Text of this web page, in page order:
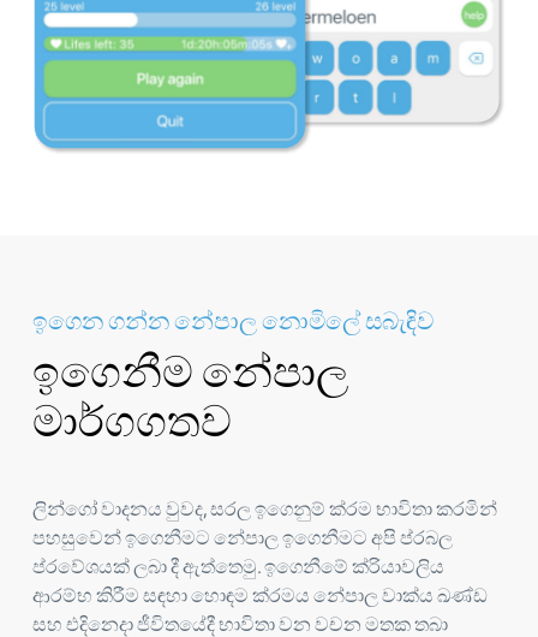
ඉගෙන ගන්න නේපාල නොමිලේ සබැඳිව
ඉගෙනීම නේපාල
මාර්ගගතව
ලින්ගෝ වාදනය වුවද, සරල ඉගෙනුම් ක්රම භාවිතා කරමින්
පහසුවෙන් ඉගෙනීමට නේපාල ඉගෙනීමට අපි ප්රබල
ප්රවේශයක් ලබා දී ඇත්තෙමු. ඉගෙනීමේ ක්රියාවලිය
ආරම්භ කිරීම සඳහා හොඳම ක්රමය නේපාල වාක්ය ඛණ්ඩ
සහ එදිනෙදා ජීවිතයේදී භාවිතා වන වචන මතක තබා